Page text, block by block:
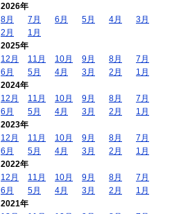
2026年
8月
7月 6月 5月 4月
3月
2月
1月
2025年
12月
11月 10月 9月 8月
7月
6月
5月 4月 3月 2月
1月
2024年
12月
11月 10月 9月 8月
7月
6月
5月 4月 3月 2月
1月
2023年
12月
11月 10月 9月 8月
7月
6月
5月 4月 3月 2月
1月
2022年
12月
11月 10月 9月 8月
7月
6月
5月 4月 3月 2月
1月
2021年